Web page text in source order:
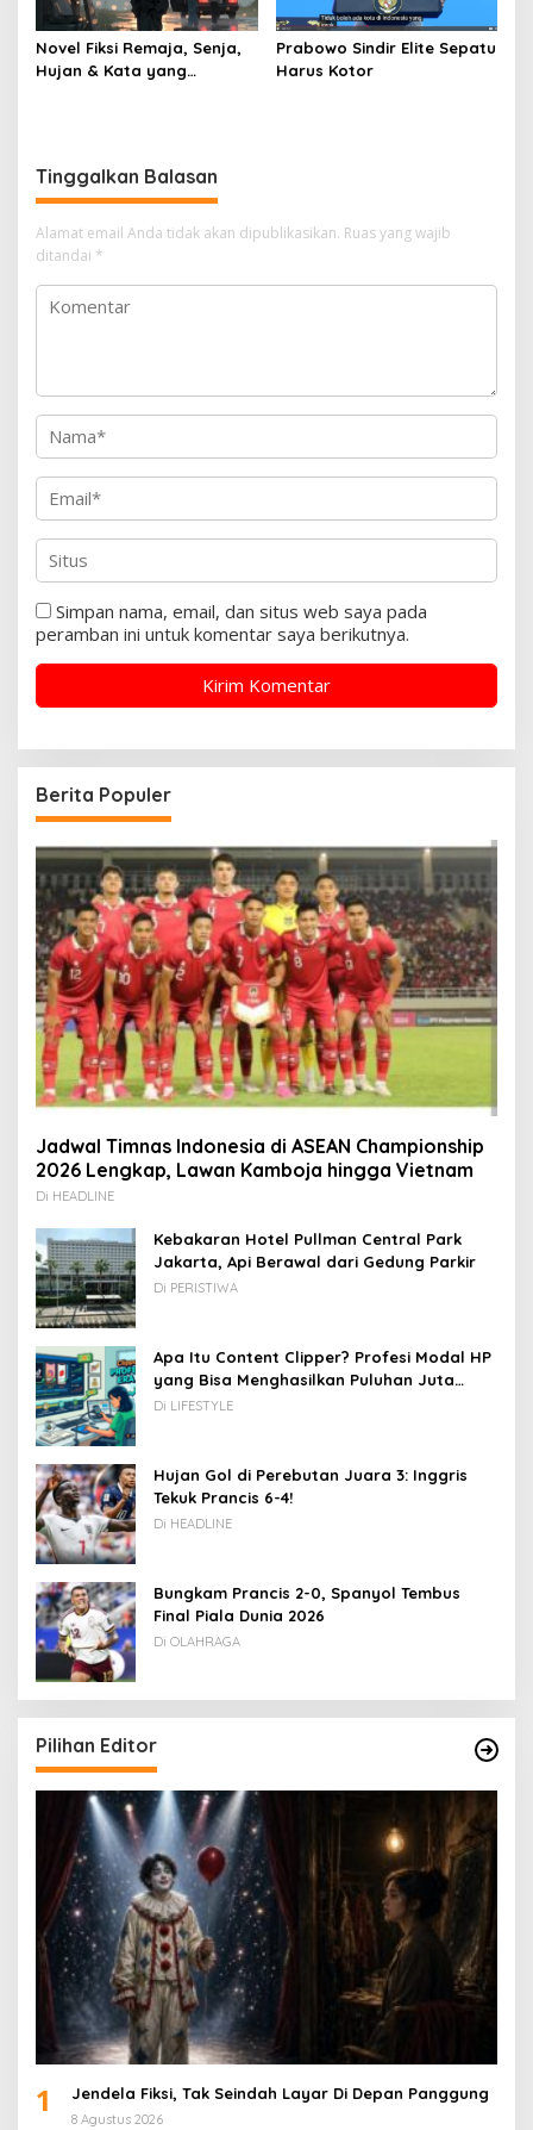
Novel Fiksi Remaja, Senja,
Hujan & Kata yang
Prabowo Sindir Elite Sepatu
Harus Kotor
Tinggalkan Balasan
Alamat email Anda tidak akan dipublikasikan. Ruas yang wajib
ditandai *
Simpan nama, email, dan situs web saya pada
peramban ini untuk komentar saya berikutnya.
Berita Populer
Jadwal Timnas Indonesia di ASEAN Championship
2026 Lengkap, Lawan Kamboja hingga Vietnam
Di HEADLINE
Kebakaran Hotel Pullman Central Park
Jakarta, Api Berawal dari Gedung Parkir
Di PERISTIWA
Apa Itu Content Clipper? Profesi Modal HP
yang Bisa Menghasilkan Puluhan Juta
Rupiah
Di LIFESTYLE
Hujan Gol di Perebutan Juara 3: Inggris
Tekuk Prancis 6-4!
Di HEADLINE
Bungkam Prancis 2-0, Spanyol Tembus
Final Piala Dunia 2026
Di OLAHRAGA
Pilihan Editor
1 Jendela Fiksi, Tak Seindah Layar Di Depan Panggung
8 Agustus 2026